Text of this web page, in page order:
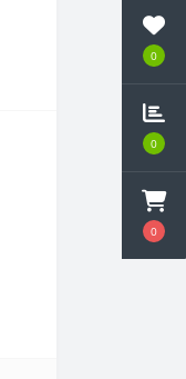
0
0
0